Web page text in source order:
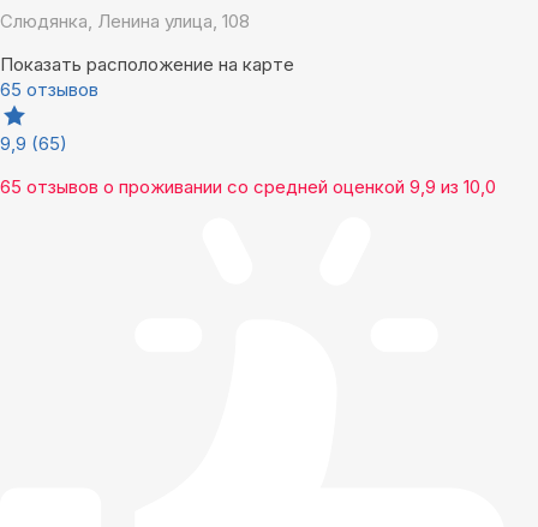
Слюдянка, Ленина улица, 108
Показать расположение на карте
65 отзывов
9,9 (65)
65 отзывов о проживании со средней оценкой 9,9 из 10,0